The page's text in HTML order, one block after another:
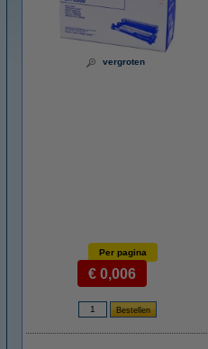
vergroten
Per pagina
€ 0,006